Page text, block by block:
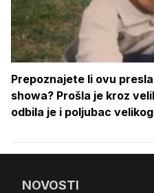
Prepoznajete li ovu
showa? Prošla je kroz
odbila je i poljubac
NOVOSTI